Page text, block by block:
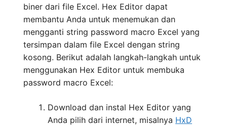
biner dari file Excel. Hex Editor dapat
membantu Anda untuk menemukan dan
mengganti string password macro Excel yang
tersimpan dalam file Excel dengan string
kosong. Berikut adalah langkah-langkah untuk
menggunakan Hex Editor untuk membuka
password macro Excel:
Download dan instal Hex Editor yang
Anda pilih dari internet, misalnya HxD